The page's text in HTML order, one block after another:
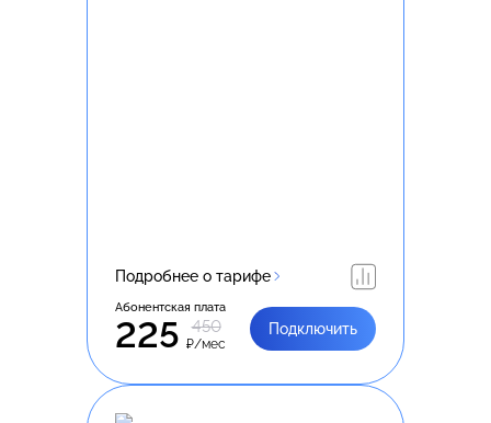
Подробнее о тарифе
Абонентская плата
225 450
₽/мес
Подключить